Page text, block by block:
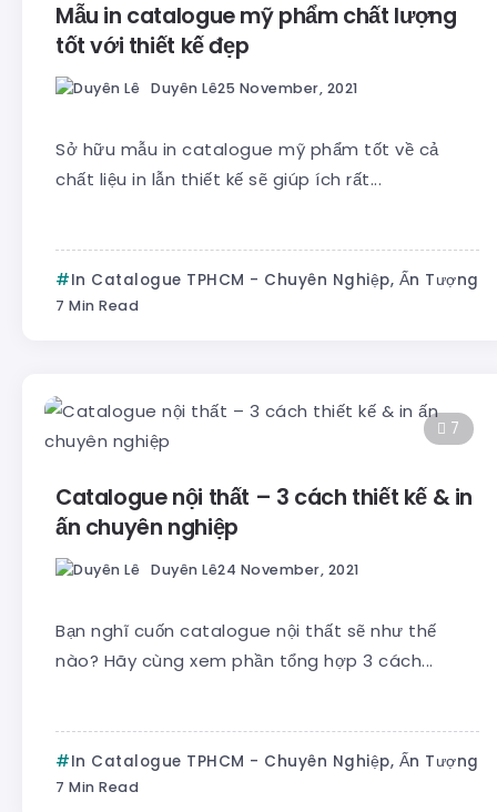
Mẫu in catalogue mỹ phẩm chất lượng
tốt với thiết kế đẹp
Duyên Lê25 November, 2021
Sở hữu mẫu in catalogue mỹ phẩm tốt về cả
chất liệu in lẫn thiết kế sẽ giúp ích rất...
In Catalogue TPHCM - Chuyên Nghiệp, Ấn Tượng
7 Min Read
7
Catalogue nội thất – 3 cách thiết kế & in
ấn chuyên nghiệp
Duyên Lê24 November, 2021
Bạn nghĩ cuốn catalogue nội thất sẽ như thế
nào? Hãy cùng xem phần tổng hợp 3 cách...
In Catalogue TPHCM - Chuyên Nghiệp, Ấn Tượng
7 Min Read